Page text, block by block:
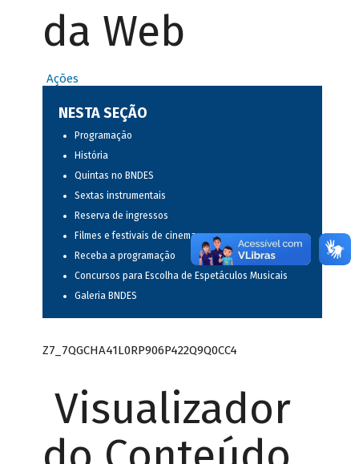
da Web
Ações
NESTA SEÇÃO
Programação
História
Quintas no BNDES
Sextas instrumentais
Reserva de ingressos
Filmes e festivais de cinema
Receba a programação
Concursos para Escolha de Espetáculos Musicais
Galeria BNDES
Z7_7QGCHA41L0RP906P422Q9Q0CC4
Visualizador